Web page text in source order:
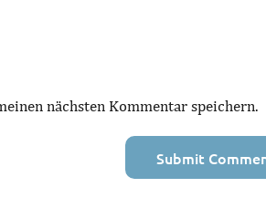
nächsten Kommentar speichern.